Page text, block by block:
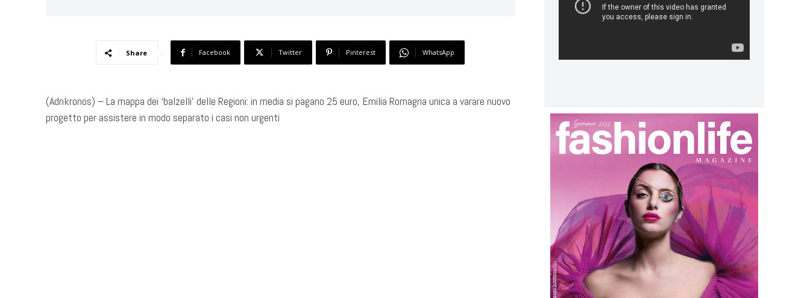
Share Facebook Twitter Pinterest WhatsApp
(Adnkronos) – La mappa dei ‘balzelli’ delle Regioni: in media si pagano 25 euro, Emilia Romagna unica a varare nuovo
progetto per assistere in modo separato i casi non urgenti